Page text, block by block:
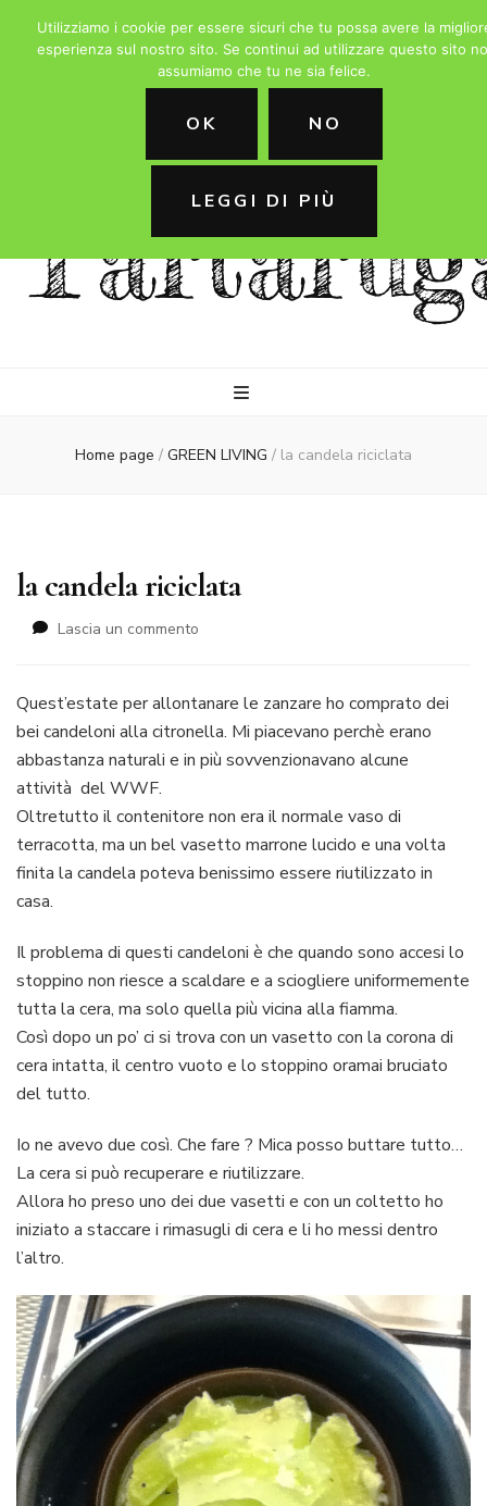
La
Home page / GREEN LIVING / la candela riciclata
la candela riciclata
Lascia un commento
riciclata
Quest’estate per allontanare le zanzare ho comprato dei
bei candeloni alla citronella. Mi piacevano perchè erano
abbastanza naturali e in più sovvenzionavano alcune
attività del WWF.
Oltretutto il contenitore non era il normale vaso di
terracotta, ma un bel vasetto marrone lucido e una volta
finita la candela poteva benissimo essere riutilizzato in
casa.
Il problema di questi candeloni è che quando sono accesi lo
stoppino non riesce a scaldare e a sciogliere uniformemente
tutta la cera, ma solo quella più vicina alla fiamma.
Così dopo un po’ ci si trova con un vasetto con la corona di
cera intatta, il centro vuoto e lo stoppino oramai bruciato
del tutto.
Io ne avevo due così. Che fare ? Mica posso buttare tutto…
La cera si può recuperare e riutilizzare.
Allora ho preso uno dei due vasetti e con un coltetto ho
iniziato a staccare i rimasugli di cera e li ho messi dentro
l’altro.
Utilizziamo i cookie per essere sicuri che tu possa avere la
esperienza sul nostro sito. Se continui ad utilizzare questo sito
assumiamo che tu ne sia felice.
OK NO
LEGGI DI PIÙ